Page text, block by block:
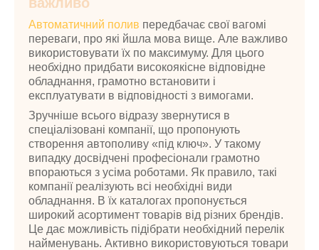
Автоматичний полив передбачає свої вагомі
переваги, про які йшла мова вище. Але важливо
використовувати їх по максимуму. Для цього
необхідно придбати високоякісне відповідне
обладнання, грамотно встановити і
експлуатувати в відповідності з вимогами.
Зручніше всього відразу звернутися в
спеціалізовані компанії, що пропонують
створення автополиву «під ключ». У такому
випадку досвідчені професіонали грамотно
впораються з усіма роботами. Як правило, такі
компанії реалізують всі необхідні види
обладнання. В їх каталогах пропонується
широкий асортимент товарів від різних брендів.
Це дає можливість підібрати необхідний перелік
найменувань. Активно використовуються товари